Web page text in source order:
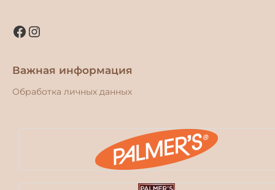
Важная информация
Обработка личных данных